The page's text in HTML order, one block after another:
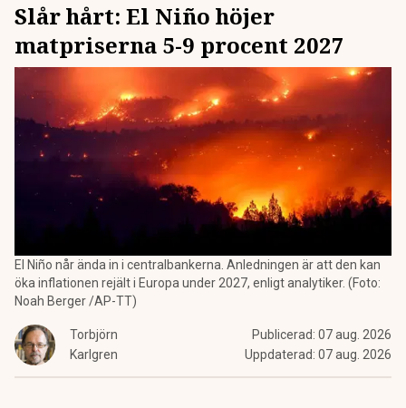
Slår hårt: El Niño höjer
matpriserna 5-9 procent 2027
El Niño når ända in i centralbankerna. Anledningen är att den kan
öka inflationen rejält i Europa under 2027, enligt analytiker. (Foto:
Noah Berger /AP-TT)
Torbjörn
Karlgren
Publicerad: 07 aug. 2026
Uppdaterad: 07 aug. 2026